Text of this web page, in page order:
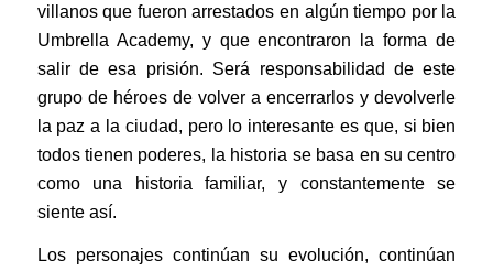
villanos que fueron arrestados en algún tiempo por la
Umbrella Academy, y que encontraron la forma de
salir de esa prisión. Será responsabilidad de este
grupo de héroes de volver a encerrarlos y devolverle
la paz a la ciudad, pero lo interesante es que, si bien
todos tienen poderes, la historia se basa en su centro
como una historia familiar, y constantemente se
siente así.
Los personajes continúan su evolución, continúan